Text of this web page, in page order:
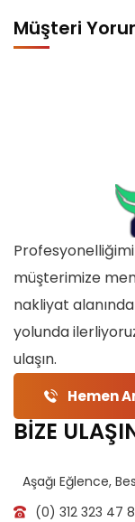
Müşteri
müşterimize
nakliyat
yolunda
ulaşın.
Hemen
BİZE
Aşağı Eğlence,
(0) 312 323 47